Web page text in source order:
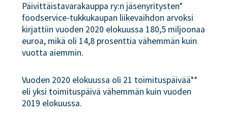
Päivittäistavarakauppa ry:n jäsenyritysten*
foodservice-tukkukaupan liikevaihdon arvoksi
kirjattiin vuoden 2020 elokuussa 180,5 miljoonaa
euroa, mikä oli 14,8 prosenttia vähemmän kuin
vuotta aiemmin.
Vuoden 2020 elokuussa oli 21 toimituspäivää**
eli yksi toimituspäivä vähemmän kuin vuoden
2019 elokuussa.